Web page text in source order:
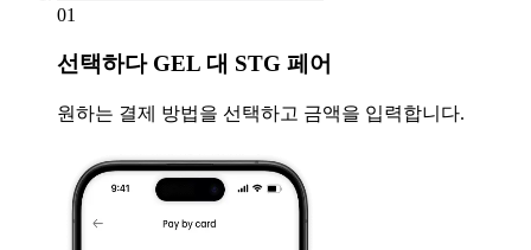
01
선택하다GEL 대 STG 페어
원하는 결제 방법을 선택하고 금액을 입력합니다.